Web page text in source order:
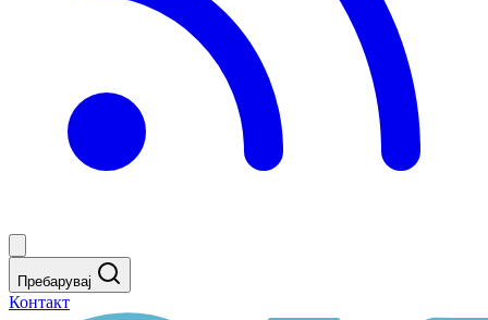
Пребарувај
Контакт